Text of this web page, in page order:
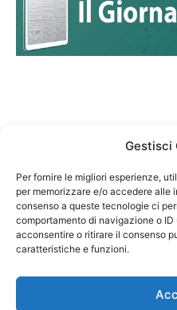
Gestisci
Per fornire le migliori esperienze,
per memorizzare e/o accedere alle
consenso a queste tecnologie ci
comportamento di navigazione o ID
acconsentire o ritirare il consenso
caratteristiche e funzioni.
Federazione
codice
Responsabile sito